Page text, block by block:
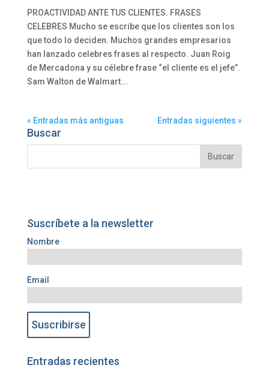
PROACTIVIDAD ANTE TUS CLIENTES. FRASES
CELEBRES Mucho se escribe que los clientes son los
que todo lo deciden. Muchos grandes empresarios
han lanzado celebres frases al respecto. Juan Roig
de Mercadona y su célebre frase “el cliente es el jefe”.
Sam Walton de Walmart...
« Entradas más antiguas Entradas siguientes »
Buscar
Suscríbete a la newsletter
Nombre
Email
Entradas recientes